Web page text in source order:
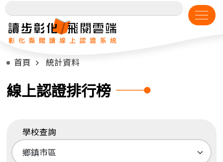
首頁 統計資料
線上認證排行榜
學校查詢